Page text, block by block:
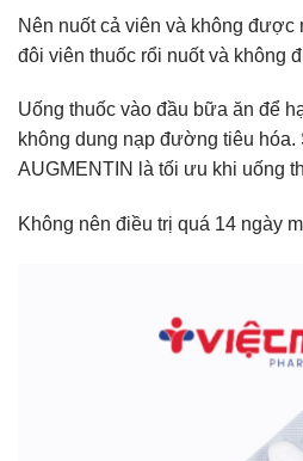
Nên nuốt cả viên và không được
đôi viên thuốc rổi nuốt và không
Uống thuốc vào đầu bữa ăn để
không dung nạp đường tiêu hóa.
AUGMENTIN là tối ưu khi uống
Không nên điều trị quá 14 ngày